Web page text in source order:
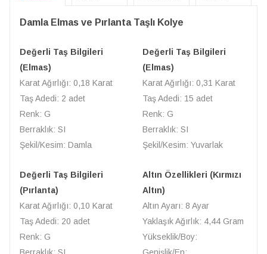
Damla Elmas ve Pırlanta Taşlı Kolye
Değerli Taş Bilgileri
(Elmas)
Karat Ağırlığı: 0,18 Karat
Taş Adedi: 2 adet
Renk: G
Berraklık: SI
Şekil/Kesim: Damla
Değerli Taş Bilgileri
(Elmas)
Karat Ağırlığı: 0,31 Karat
Taş Adedi: 15 adet
Renk: G
Berraklık: SI
Şekil/Kesim: Yuvarlak
Değerli Taş Bilgileri
(Pırlanta)
Karat Ağırlığı: 0,10 Karat
Taş Adedi: 20 adet
Renk: G
Altın Özellikleri (Kırmızı
Altın)
Altın Ayarı: 8 Ayar
Yaklaşık Ağırlık: 4,44 Gram
Yükseklik/Boy: